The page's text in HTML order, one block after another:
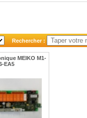
Rechercher :
MEIKO M1-
EA5